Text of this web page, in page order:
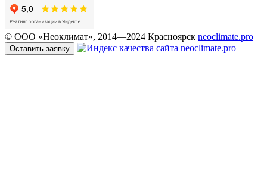
© ООО «Неоклимат», 2014—2024 Красноярск neoclimate.pro
Оставить заявку